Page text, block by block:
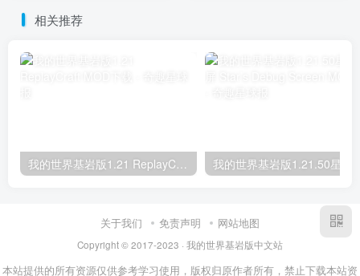
相关推荐
关于我们 免责声明 网站地图
Copyright © 2017-2023 · 我的世界基岩版中文站
本站提供的所有资源仅供参考学习使用，版权归原作者所有，禁止下载本站资